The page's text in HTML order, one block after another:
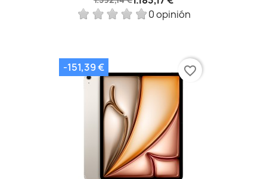
0 opinión
-151,39 € favorite_border